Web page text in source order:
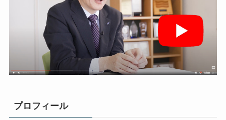
プロフィール